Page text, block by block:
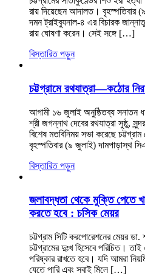
রায় দিয়েছেন আদালত। বৃহস্পতিবার (৯
দমন ট্রাইব্যুনাল-৪ এর বিচারক
রায় ঘোষণা করেন। সেই সঙ্গে […]
বিস্তারিত পড়ুন
চট্টগ্রামে রথযাত্রা—কঠোর
আগামী ১৬ জুলাই অনুষ্ঠিতব্য সনাতন
শ্রী জগন্নাথ দেবের রথযাত্রা সুষ্ঠু,
বিশেষ মতবিনিময় সভা করেছে
বৃহস্পতিবার (৯ জুলাই) দামপাড়াস্থ
বিস্তারিত পড়ুন
জলাবদ্ধতা থেকে মুক্তি পেতে
করতে হবে : চসিক মেয়র
চট্টগ্রাম সিটি করপোরেশনের মেয়র
চট্টগ্রামের দুঃখ হিসেবে পরিচিত।
পরিষ্কার রাখতে হবে। যদি আমরা
যেতে পারি এবং সবাই মিলে […]